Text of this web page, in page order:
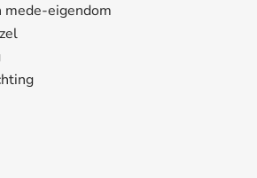
mede-eigendom